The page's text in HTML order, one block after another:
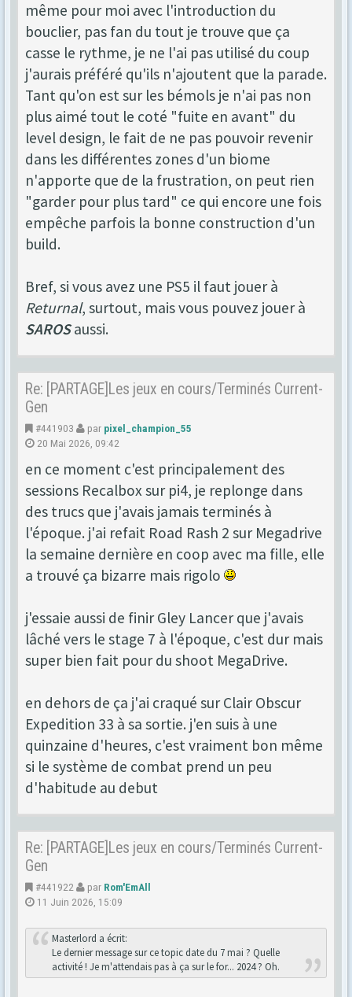
même pour moi avec l'introduction du
bouclier, pas fan du tout je trouve que ça
casse le rythme, je ne l'ai pas utilisé du coup
j'aurais préféré qu'ils n'ajoutent que la parade.
Tant qu'on est sur les bémols je n'ai pas non
plus aimé tout le coté "fuite en avant" du
level design, le fait de ne pas pouvoir revenir
dans les différentes zones d'un biome
n'apporte que de la frustration, on peut rien
"garder pour plus tard" ce qui encore une fois
empêche parfois la bonne construction d'un
build.
Bref, si vous avez une PS5 il faut jouer à
Returnal, surtout, mais vous pouvez jouer à
SAROSaussi.
Re: [PARTAGE]Les jeux en cours/Terminés Current-
Gen
#441903 par pixel_champion_55
20 Mai 2026, 09:42
en ce moment c'est principalement des
sessions Recalbox sur pi4, je replonge dans
des trucs que j'avais jamais terminés à
l'époque. j'ai refait Road Rash 2 sur Megadrive
la semaine dernière en coop avec ma fille, elle
a trouvé ça bizarre mais rigolo
j'essaie aussi de finir Gley Lancer que j'avais
lâché vers le stage 7 à l'époque, c'est dur mais
super bien fait pour du shoot MegaDrive.
en dehors de ça j'ai craqué sur Clair Obscur
Expedition 33 à sa sortie. j'en suis à une
quinzaine d'heures, c'est vraiment bon même
si le système de combat prend un peu
d'habitude au debut
Re: [PARTAGE]Les jeux en cours/Terminés Current-
Gen
#441922 par Rom'EmAll
11 Juin 2026, 15:09
Masterlord a écrit:
Le dernier message sur ce topic date du 7 mai ? Quelle
activité ! Je m'attendais pas à ça sur le for... 2024 ? Oh.